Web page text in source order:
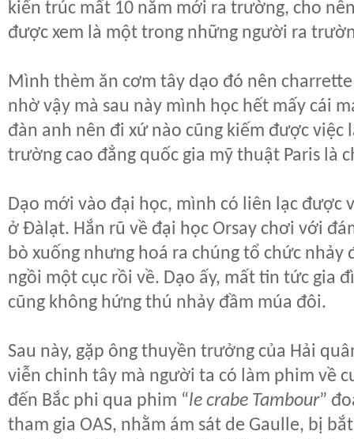
kiến trúc mất 10 năm mới ra trường, cho
được xem là một trong những người ra
Mình thèm ăn cơm tây dạo đó nên
nhờ vậy mà sau này mình học hết mấy cái
đàn anh nên đi xứ nào cũng kiếm được việc
trường cao đẳng quốc gia mỹ thuật Paris là
Dạo mới vào đại học, mình có liên lạc được
ở Đàlạt. Hắn rũ về đại học Orsay chơi với
bò xuống nhưng hoá ra chúng tổ chức
ngồi một cục rồi về. Dạo ấy, mất tin tức gia
cũng không hứng thú nhảy đầm múa đôi.
Sau này, gặp ông thuyền trưởng của Hải
viễn chinh tây mà người ta có làm phim về
đến Bắc phi qua phim “le crabe Tambour”
tham gia OAS, nhằm ám sát de Gaulle, bị